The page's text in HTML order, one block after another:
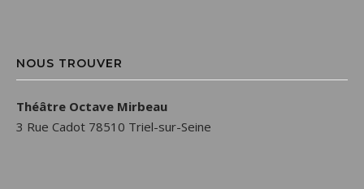
NOUS TROUVER
Théâtre Octave Mirbeau
3 Rue Cadot 78510 Triel-sur-Seine